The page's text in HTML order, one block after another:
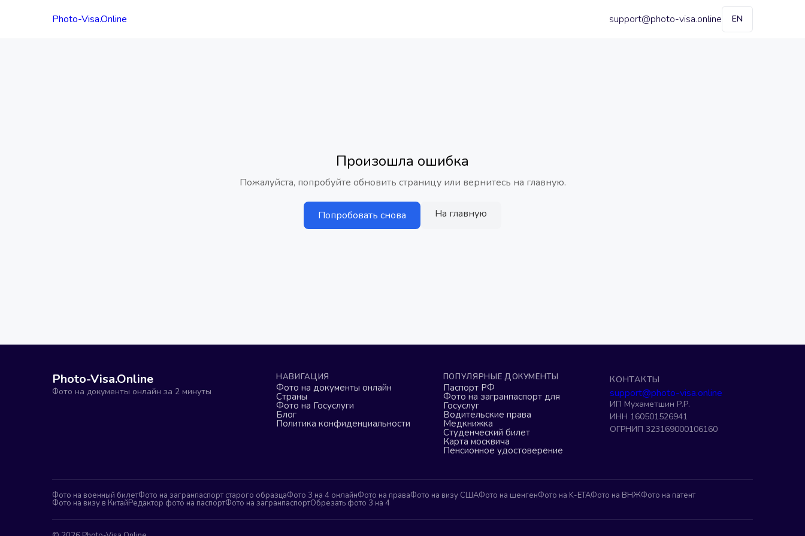
Photo-Visa.Online support@photo-visa.online EN
Произошла ошибка
Пожалуйста, попробуйте обновить страницу или вернитесь на главную.
Попробовать снова На главную
Photo-Visa.Online
Фото на документы онлайн за 2 минуты
НАВИГАЦИЯ
Фото на документы онлайн
Страны
Фото на Госуслуги
Блог
Политика конфиденциальности
ПОПУЛЯРНЫЕ ДОКУМЕНТЫ
Паспорт РФ
Фото на загранпаспорт для
Госуслуг
Водительские права
Медкнижка
Студенческий билет
Карта москвича
Пенсионное удостоверение
КОНТАКТЫ
support@photo-visa.online
ИП Мухаметшин Р.Р.
ИНН 160501526941
ОГРНИП 323169000106160
Фото на военный билетФото на загранпаспорт старого образцаФото 3 на 4 онлайнФото на праваФото на визу СШАФото на шенгенФото на K-ETAФото на ВНЖФото на патент
Фото на визу в КитайРедактор фото на паспортФото на загранпаспортОбрезать фото 3 на 4